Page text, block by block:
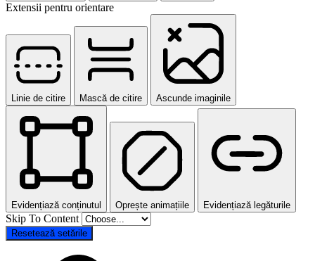
Extensii pentru orientare
Linie de citire Mască de citire Ascunde imaginile
Evidențiază conținutul Oprește animațiile Evidențiază legăturile
Skip To Content
Resetează setările